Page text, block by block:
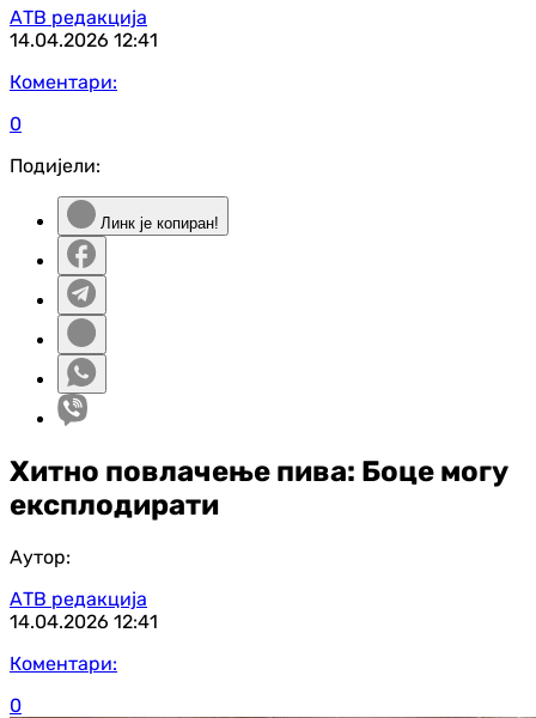
АТВ редакција
14.04.2026 12:41
Коментари:
0
Подијели:
Линк је копиран!
Хитно повлачење пива: Боце могу
експлодирати
Аутор:
АТВ редакција
14.04.2026 12:41
Коментари:
0